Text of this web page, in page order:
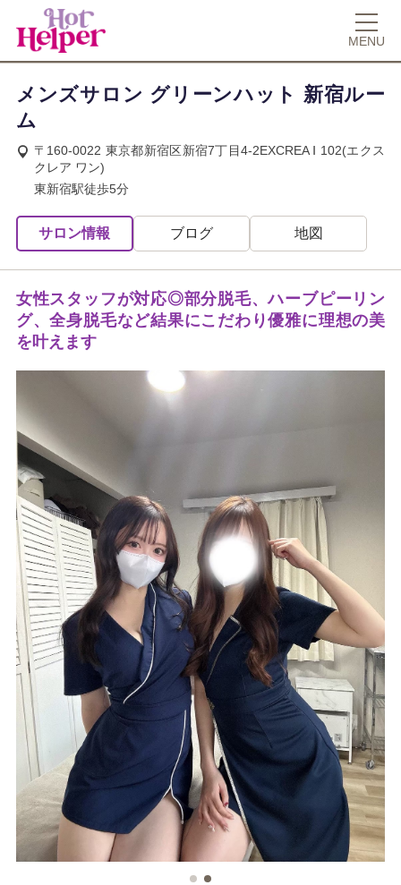
MENU
メンズサロン グリーンハット 新宿ルー
ム
〒160-0022 東京都新宿区新宿7丁目4-2EXCREA Ⅰ 102(エクス
クレア ワン)
東新宿駅徒歩5分
サロン情報 ブログ 地図
女性スタッフが対応◎部分脱毛、ハーブピーリン
グ、全身脱毛など結果にこだわり優雅に理想の美
を叶えます